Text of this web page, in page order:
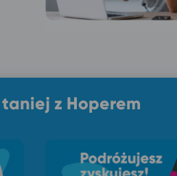
z Hoperem